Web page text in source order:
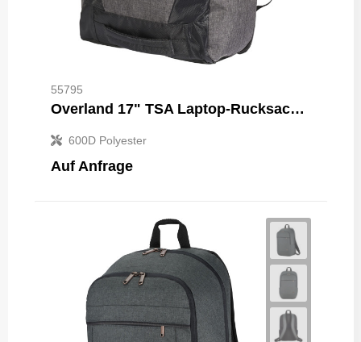
55795
Overland 17" TSA Laptop-Rucksack 18L
600D Polyester
Auf Anfrage